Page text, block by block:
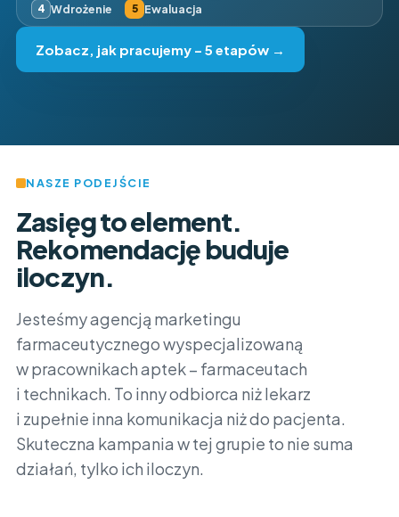
4 Wdrożenie 5 Ewaluacja
Zobacz, jak pracujemy – 5 etapów →
NASZE PODEJŚCIE
Zasięg to element.
Rekomendację buduje
iloczyn.
Jesteśmy agencją marketingu
farmaceutycznego wyspecjalizowaną
w pracownikach aptek – farmaceutach
i technikach. To inny odbiorca niż lekarz
i zupełnie inna komunikacja niż do pacjenta.
Skuteczna kampania w tej grupie to nie suma
działań, tylko ich iloczyn.